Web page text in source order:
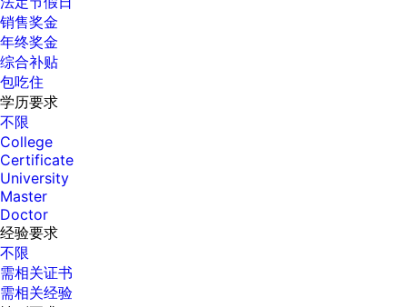
销售奖金
年终奖金
综合补贴
包吃住
学历要求
不限
College
Certificate
University
Master
Doctor
经验要求
不限
需相关证书
需相关经验